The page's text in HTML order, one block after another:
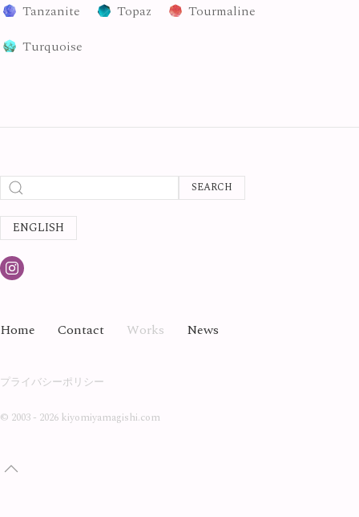
Tanzanite
Topaz
Tourmaline
Turquoise
SEARCH
ENGLISH
Home Contact Works News
プライバシーポリシー
© 2003 - 2026 kiyomiyamagishi.com